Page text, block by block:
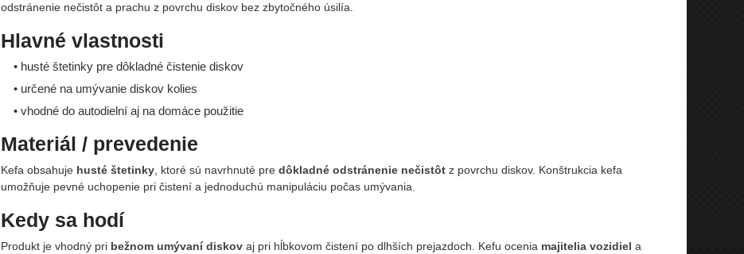
odstránenie nečistôt a prachu z povrchu diskov bez zbytočného úsilía.
Hlavné vlastnosti
• husté štetinky pre dôkladné čistenie diskov
• určené na umývanie diskov kolies
• vhodné do autodielní aj na domáce použitie
Materiál / prevedenie
Kefa obsahuje husté štetinky, ktoré sú navrhnuté pre dôkladné odstránenie nečistôtz povrchu diskov. Konštrukcia kefa
umožňuje pevné uchopenie pri čistení a jednoduchú manipuláciu počas umývania.
Kedy sa hodí
Produkt je vhodný pri bežnom umývaní diskovaj pri hĺbkovom čistení po dlhších prejazdoch. Kefu ocenia majitelia vozidiel a